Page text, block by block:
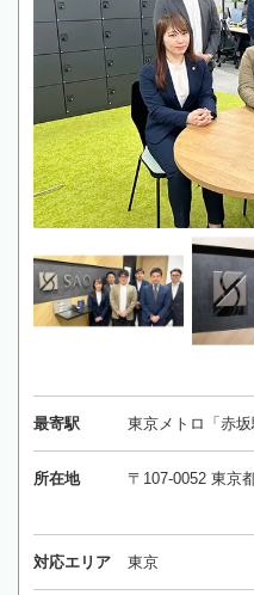
最寄駅 東京メトロ「赤
所在地 〒107-0052 東京
対応エリア 東京